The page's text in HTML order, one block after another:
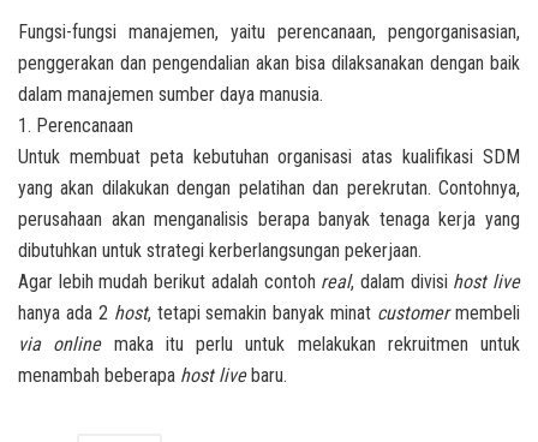
Fungsi-fungsi manajemen, yaitu perencanaan, pengorganisasian,
penggerakan dan pengendalian akan bisa dilaksanakan dengan baik
dalam manajemen sumber daya manusia.
1. Perencanaan
Untuk membuat peta kebutuhan organisasi atas kualifikasi SDM
yang akan dilakukan dengan pelatihan dan perekrutan. Contohnya,
perusahaan akan menganalisis berapa banyak tenaga kerja yang
dibutuhkan untuk strategi kerberlangsungan pekerjaan.
Agar lebih mudah berikut adalah contoh real, dalam divisi host live
hanya ada 2 host, tetapi semakin banyak minat customermembeli
via onlinemaka itu perlu untuk melakukan rekruitmen untuk
menambah beberapa host livebaru.